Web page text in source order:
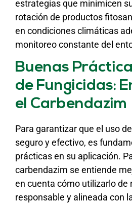
estrategias que minimicen
rotación de productos
en condiciones climáticas
monitoreo constante del
Buenas
de Fungicidas:
el Carbendazim
Para garantizar que el uso
seguro y efectivo, es
prácticas en su aplicación.
carbendazim se entiende
en cuenta cómo utilizarlo de
responsable y alineada con